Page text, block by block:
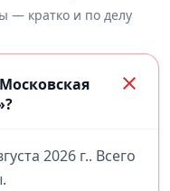
— кратко и по делу
2026 г.. Всего